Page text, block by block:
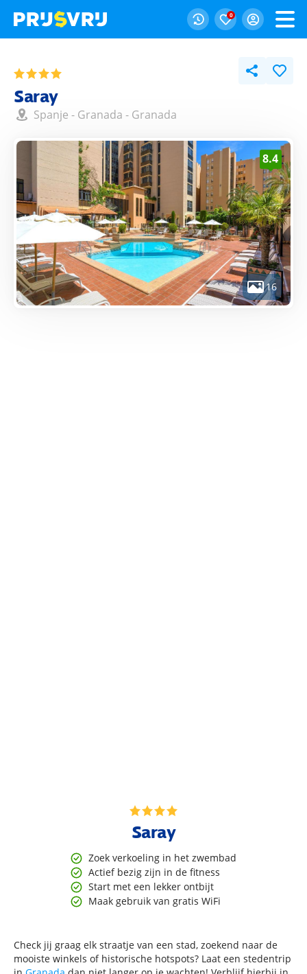
0
Saray
Spanje - Granada - Granada
16
8.4
Saray
Zoek verkoeling in het zwembad
Actief bezig zijn in de fitness
Start met een lekker ontbijt
Maak gebruik van gratis WiFi
Check jij graag elk straatje van een stad, zoekend naar de
mooiste winkels of historische hotspots? Laat een stedentrip